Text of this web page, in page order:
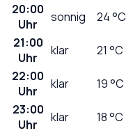
20:00
Uhr
sonnig 24°C
21:00
Uhr
klar 21 °C
22:00
Uhr
klar 19°C
23:00
Uhr
klar 18°C